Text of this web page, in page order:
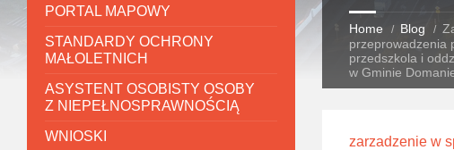
Home Blog
przeprowadzenia
przedszkola i
w Gminie
zarzadzenie w
PORTAL MAPOWY
STANDARDY OCHRONY
MAŁOLETNICH
ASYSTENT OSOBISTY OSOBY
Z NIEPEŁNOSPRAWNOŚCIĄ
WNIOSKI